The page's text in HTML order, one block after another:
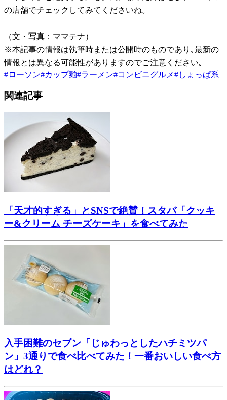
の店舗でチェックしてみてくださいね。
（文・写真：ママテナ）
※本記事の情報は執筆時または公開時のものであり､最新の
情報とは異なる可能性がありますのでご注意ください｡
#ローソン#カップ麺#ラーメン#コンビニグルメ#しょっぱ系
関連記事
「天才的すぎる」とSNSで絶賛！スタバ「クッキ
ー&クリーム チーズケーキ」を食べてみた
入手困難のセブン「じゅわっとしたハチミツパ
ン」3通りで食べ比べてみた！一番おいしい食べ方
はどれ？